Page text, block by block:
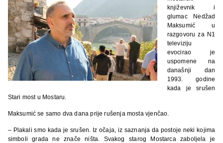
književnik i
glumac Nedžad
Maksumić u
razgovoru za N1
televiziju
evocirao je
uspomene na
današnji dan
1993. godine
kada je srušen
Stari most u Mostaru.
Maksumić se samo dva dana prije rušenja mosta vjenčao.
– Plakali smo kada je srušen. Iz očaja, iz saznanja da postoje neki kojima
simboli grada ne znače ništa. Svakog starog Mostarca zaboljela je